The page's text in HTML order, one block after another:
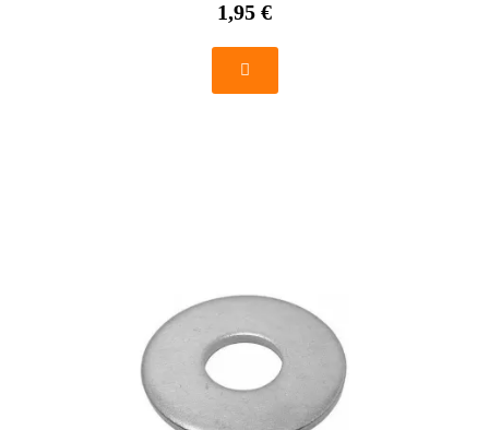
1,95 €